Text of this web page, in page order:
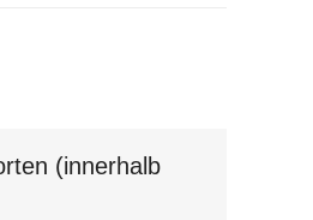
(innerhalb